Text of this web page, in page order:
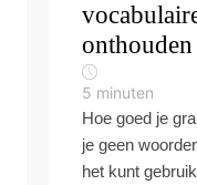
onthouden
5 minuten
Hoe goed je
je geen
het kunt